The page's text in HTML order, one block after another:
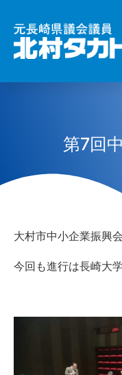
第7回
大村市中小企業振興
今回も進行は長崎大